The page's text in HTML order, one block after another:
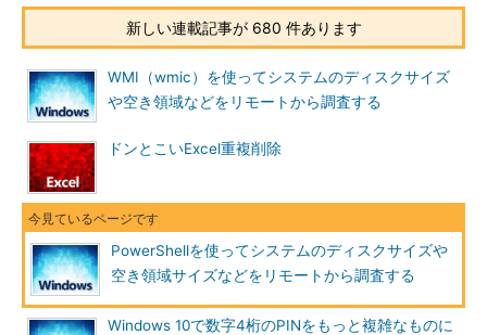
このコマンドレットは、どのPowerShell（Window OS）でも
利用できるが、物理ドライブ以外の余計な情報が表示されるのが
を付ければドライブを限定できる）。ただし、使用済みサイズと
空きサイズは表示されるが、ボリュームの総サイズは表示されな
い）。
Get-PSDriveでリモートのPCを調査するには？
Get-PSDriveでリモートのPCにあるディスクの状態を調査する
には、リモートでPowerShellのコマンドレットを実行する
「Invoke-Command
新しい連載記事が 680 件あります
WMI（wmic）を使ってシステムのディスクサイズ
や空き領域などをリモートから調査する
ドンとこいExcel重複削除
PowerShellを使ってシステムのディスクサイズや
空き領域サイズなどをリモートから調査する
Windows 10で数字4桁のPINをもっと複雑なものに